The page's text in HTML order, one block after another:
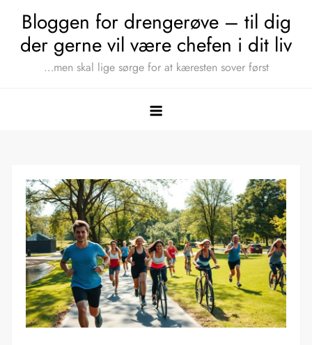
content
Bloggen for drengerøve – til dig
der gerne vil være chefen i dit liv
…men skal lige sørge for at kæresten sover først